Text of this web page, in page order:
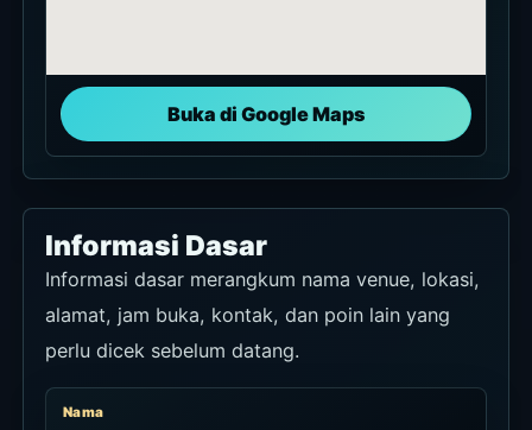
Buka di Google Maps
Informasi Dasar
Informasi dasar merangkum nama venue, lokasi,
alamat, jam buka, kontak, dan poin lain yang
perlu dicek sebelum datang.
Nama